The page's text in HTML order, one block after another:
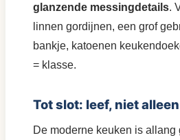
glanzende messingdetails.
linnen gordijnen, een grof
bankje, katoenen
= klasse.
Tot slot: leef, niet
De moderne keuken is allang